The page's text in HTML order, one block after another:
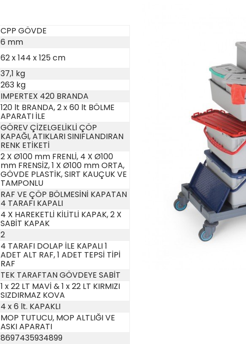
CPP GÖVDE
6 mm
62 x 144 x 125 cm
37,1 kg
263 kg
IMPERTEX 420 BRANDA
120 lt BRANDA, 2 x 60 lt BÖLME
APARATI İLE
GÖREV ÇİZELGELİKLİ ÇÖP
KAPAĞI, ATIKLARI SINIFLANDIRAN
RENK ETİKETİ
2 X Ø100 mm FRENLİ, 4 X Ø100
mm FRENSİZ, 1 X Ø100 mm ORTA,
GÖVDE PLASTİK, SIRT KAUÇUK VE
TAMPONLU
RAF VE ÇÖP BÖLMESİNİ KAPATAN
4 TARAFI KAPALI
4 X HAREKETLİ KİLİTLİ KAPAK, 2 X
SABİT KAPAK
2
4 TARAFI DOLAP İLE KAPALI 1
ADET ALT RAF, 1 ADET TEPSİ TİPİ
RAF
TEK TARAFTAN GÖVDEYE SABİT
1 x 22 LT MAVİ & 1 x 22 LT KIRMIZI
SIZDIRMAZ KOVA
4 x 6 lt. KAPAKLI
MOP TUTUCU, MOP ALTLIĞI VE
ASKI APARATI
8697435934899